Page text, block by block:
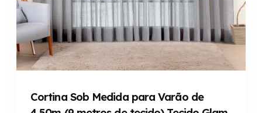
Cortina Sob Medida para Varão de